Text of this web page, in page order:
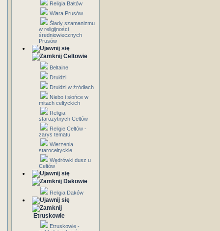
Religia Bałtów
Wiara Prusów
Ślady szamanizmu
w religijności
średniowiecznych
Prusów
Celtowie
Beltaine
Druidzi
Druidzi w źródłach
Niebo i słońce w
mitach celtyckich
Religia
starożytnych Celtów
Religie Celtów -
zarys tematu
Wierzenia
staroceltyckie
Wędrówki dusz u
Celtów
Dakowie
Religia Daków
Etruskowie
Etruskowie -